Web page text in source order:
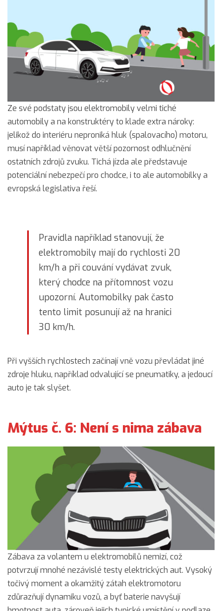
Ze své podstaty jsou elektromobily velmi tiché
automobily a na konstruktéry to klade extra nároky:
jelikož do interiéru neproniká hluk (spalovacího) motoru,
musí například věnovat větší pozornost odhlučnění
ostatních zdrojů zvuku. Tichá jízda ale představuje
potenciální nebezpečí pro chodce, i to ale automobilky a
evropská legislativa řeší.
Pravidla například stanovují, že
elektromobily mají do rychlosti 20
km/h a při couvání vydávat zvuk,
který chodce na přítomnost vozu
upozorní. Automobilky pak často
tento limit posunují až na hranici
30 km/h.
Při vyšších rychlostech začínají vně vozu převládat jiné
zdroje hluku, například odvalující se pneumatiky, a jedoucí
auto je tak slyšet.
Mýtus č. 6: Není s nima zábava
Zábava za volantem u elektromobilů nemizí, což
potvrzují mnohé nezávislé testy elektrických aut. Vysoký
točivý moment a okamžitý zátah elektromotoru
zdůrazňují dynamiku vozů, a byť baterie navyšují